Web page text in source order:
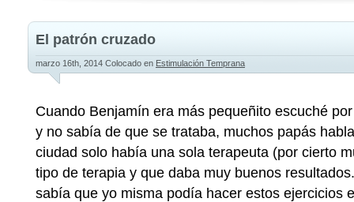
El patrón cruzado
marzo 16th, 2014 Colocado en Estimulación Temprana
Cuando Benjamín era más pequeñito escuché
y no sabía de que se trataba, muchos papás
ciudad solo había una sola terapeuta (por cierto
tipo de terapia y que daba muy buenos
sabía que yo misma podía hacer estos ejercicios